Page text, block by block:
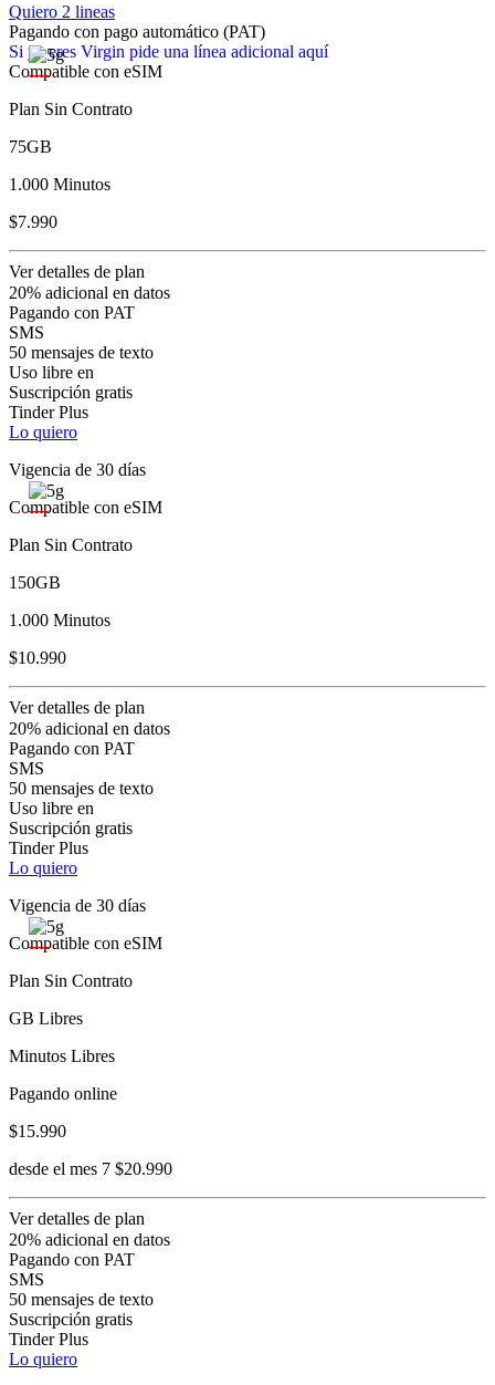
Quiero 2 lineas
Pagando con pago automático (PAT)
Si ya eres Virgin pide una línea adicional aquí
Compatible con eSIM
Plan Sin Contrato
75GB
1.000 Minutos
$7.990
Ver detalles de plan
20% adicional en datos
Pagando con PAT
SMS
50 mensajes de texto
Uso libre en
Suscripción gratis
Tinder Plus
Lo quiero
Vigencia de 30 días
Compatible con eSIM
Plan Sin Contrato
150GB
1.000 Minutos
$10.990
Ver detalles de plan
20% adicional en datos
Pagando con PAT
SMS
50 mensajes de texto
Uso libre en
Suscripción gratis
Tinder Plus
Lo quiero
Vigencia de 30 días
Compatible con eSIM
Plan Sin Contrato
GB Libres
Minutos Libres
Pagando online
$15.990
desde el mes 7 $20.990
Ver detalles de plan
20% adicional en datos
Pagando con PAT
SMS
50 mensajes de texto
Suscripción gratis
Tinder Plus
Lo quiero